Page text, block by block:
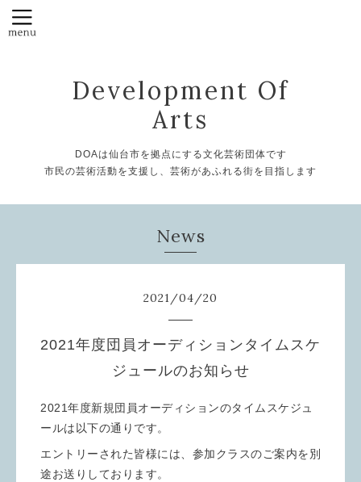
Development Of
Arts
DOAは仙台市を拠点にする文化芸術団体です
市民の芸術活動を支援し、芸術があふれる街を目指します
News
2021/04/20
2021年度団員オーディションタイムスケ
ジュールのお知らせ
2021年度新規団員オーディションのタイムスケジュ
ールは以下の通りです。
エントリーされた皆様には、参加クラスのご案内を別
途お送りしております。